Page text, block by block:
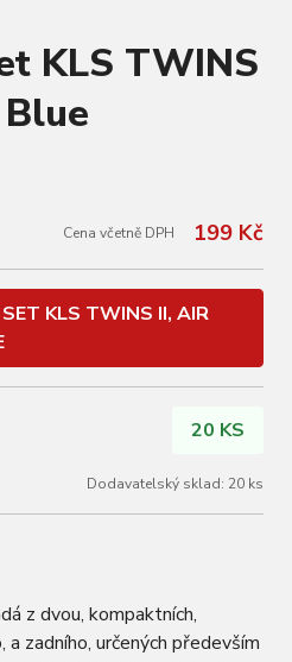
KLS TWINS
Cena včetně DPH 199 Kč
KLS TWINS II, AIR
20 KS
Dodavatelský sklad: 20 ks
z dvou, kompaktních,
zadního, určených především